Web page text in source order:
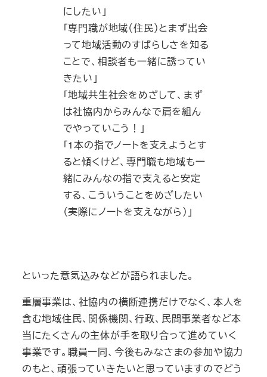
にしたい」
「専門職が地域（住民）とまず出会
って地域活動のすばらしさを知る
ことで、相談者も一緒に誘ってい
きたい」
「地域共生社会をめざして、まず
は社協内からみんなで肩を組ん
でやっていこう！」
「1本の指でノートを支えようとす
ると傾くけど、専門職も地域も一
緒にみんなの指で支えると安定
する、こういうことをめざしたい
（実際にノートを支えながら）」
といった意気込みなどが語られました。
重層事業は、社協内の横断連携だけでなく、本人を
含む地域住民、関係機関、行政、民間事業者など本
当にたくさんの主体が手を取り合って進めていく
事業です。職員一同、今後もみなさまの参加や協力
のもと、頑張っていきたいと思っていますのでどう